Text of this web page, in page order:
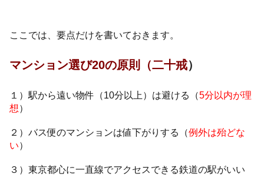
ここでは、要点だけを書いておきます。
マンション選び20の原則（二十戒）
１）駅から遠い物件（10分以上）は避ける（5分以内が理
想）
２）バス便のマンションは値下がりする（例外は殆どな
い）
３）東京都心に一直線でアクセスできる鉄道の駅がいい